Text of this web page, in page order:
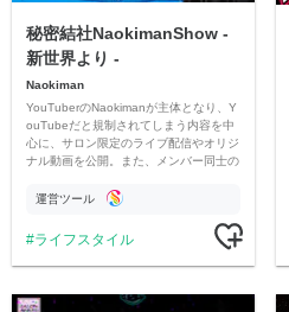
秘密結社NaokimanShow -
新世界より -
Naokiman
YouTuberのNaokimanが主体となり、Y
ouTubeだと規制されてしまう内容を中
心に、サロン限定のライブ配信やオリジ
ナル動画を公開。また、メンバー同士の
ただいています。
運営ツール
ライフスタイル